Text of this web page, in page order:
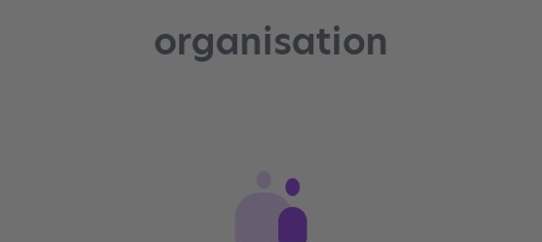
organisation